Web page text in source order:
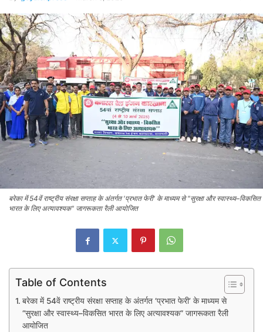
बरेका में 54वें राष्ट्रीय संरक्षा सप्ताह के अंतर्गत 'प्रभात फेरी' के माध्यम से "सुरक्षा और स्वास्थ्य–विकसित
भारत के लिए अत्यावश्यक" जागरूकता रैली आयोजित
Table of Contents
बरेका में 54वें राष्ट्रीय संरक्षा सप्ताह के अंतर्गत ‘प्रभात फेरी’ के माध्यम से
“सुरक्षा और स्वास्थ्य–विकसित भारत के लिए अत्यावश्यक” जागरूकता रैली
आयोजित